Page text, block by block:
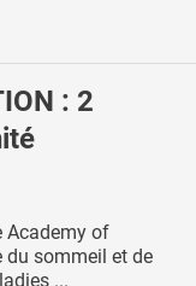
: 2
Academy of
du sommeil et de
...